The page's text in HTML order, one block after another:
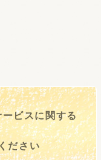
ビスに関する
ださい